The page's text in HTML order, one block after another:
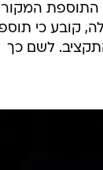
התוספת
קובע כי
את מסגרת התקציב. לשם כך